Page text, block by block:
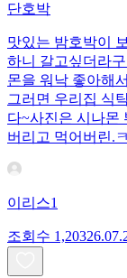
단호박
맛있는 밤호박이
하니 갈고싶더라
몬을 워낙 좋아해
그러면 우리집 식
다~사진은 시나몬
버리고 먹어버린.ㅋ
이리스1
조회수 1,203